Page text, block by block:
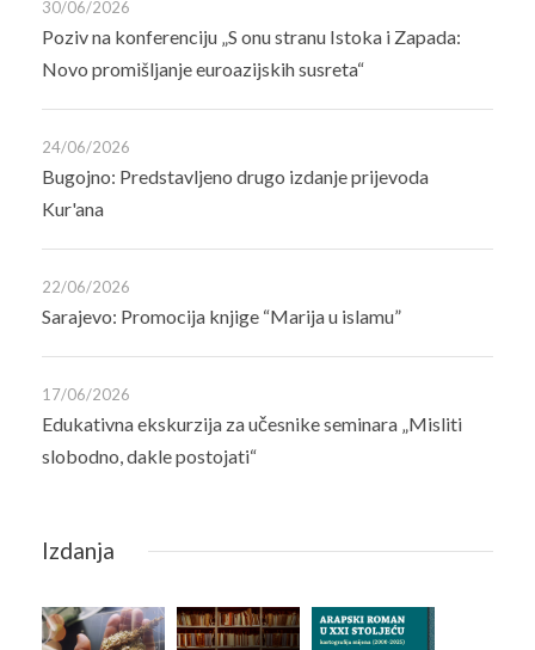
30/06/2026
Poziv na konferenciju „S onu stranu Istoka i Zapada:
Novo promišljanje euroazijskih susreta“
24/06/2026
Bugojno: Predstavljeno drugo izdanje prijevoda
Kur'ana
22/06/2026
Sarajevo: Promocija knjige “Marija u islamu”
17/06/2026
Edukativna ekskurzija za učesnike seminara „Misliti
slobodno, dakle postojati“
Izdanja